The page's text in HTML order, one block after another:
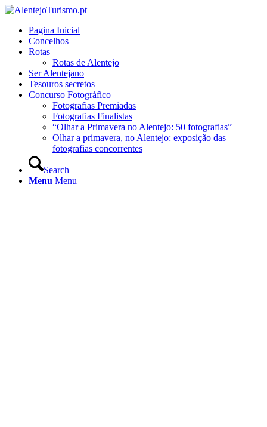
Pagina Inicial
Concelhos
Rotas
Rotas de Alentejo
Ser Alentejano
Tesouros secretos
Concurso Fotográfico
Fotografias Premiadas
Fotografias Finalistas
“Olhar a Primavera no Alentejo: 50 fotografias”
Olhar a primavera, no Alentejo: exposição das
fotografias concorrentes
Search
Menu Menu